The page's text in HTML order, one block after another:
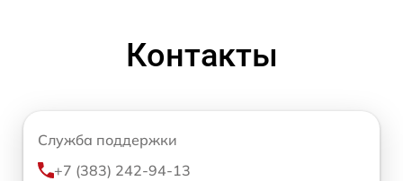
Контакты
Служба поддержки
+7 (383) 242-94-13